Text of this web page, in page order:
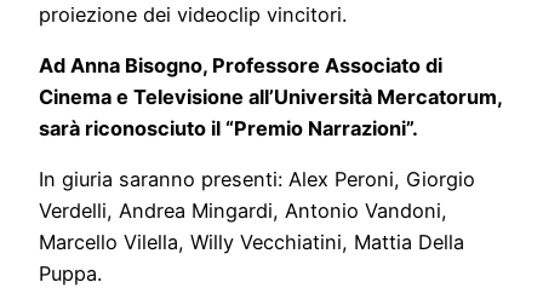
proiezione dei videoclip vincitori.
Ad Anna Bisogno, Professore Associato di
Cinema e Televisione all’Università Mercatorum,
sarà riconosciuto il “Premio Narrazioni”.
In giuria saranno presenti: Alex Peroni, Giorgio
Verdelli, Andrea Mingardi, Antonio Vandoni,
Marcello Vilella, Willy Vecchiatini, Mattia Della
Puppa.